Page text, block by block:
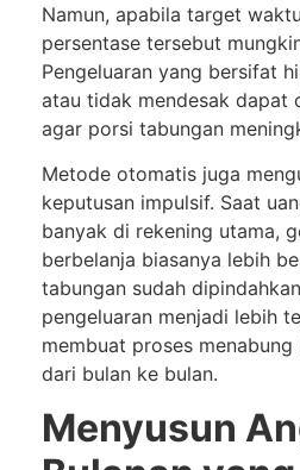
Namun, apabila target
persentase tersebut
Pengeluaran yang bersifat
atau tidak mendesak dapat
agar porsi tabungan
Metode otomatis juga
keputusan impulsif. Saat
banyak di rekening utama,
berbelanja biasanya lebih
tabungan sudah
pengeluaran menjadi lebih
membuat proses
dari bulan ke bulan.
Menyusun